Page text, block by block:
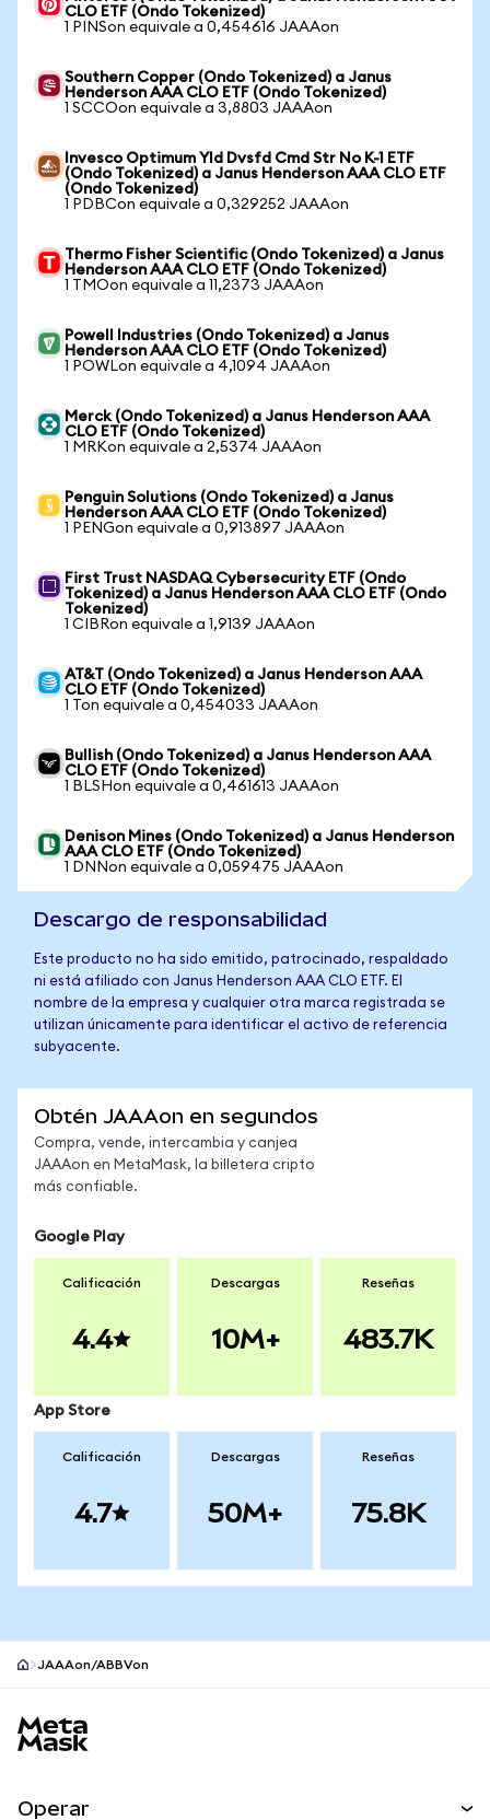
CLO ETF (Ondo Tokenized)
1 PINSon equivale a 0,454616 JAAAon
Southern Copper (Ondo Tokenized) a Janus
Henderson AAA CLO ETF (Ondo Tokenized)
1 SCCOon equivale a 3,8803 JAAAon
Invesco Optimum Yld Dvsfd Cmd Str No K-1 ETF
(Ondo Tokenized) a Janus Henderson AAA CLO ETF
(Ondo Tokenized)
1 PDBCon equivale a 0,329252 JAAAon
Thermo Fisher Scientific (Ondo Tokenized) a Janus
Henderson AAA CLO ETF (Ondo Tokenized)
1 TMOon equivale a 11,2373 JAAAon
Powell Industries (Ondo Tokenized) a Janus
Henderson AAA CLO ETF (Ondo Tokenized)
1 POWLon equivale a 4,1094 JAAAon
Merck (Ondo Tokenized) a Janus Henderson AAA
CLO ETF (Ondo Tokenized)
1 MRKon equivale a 2,5374 JAAAon
Penguin Solutions (Ondo Tokenized) a Janus
Henderson AAA CLO ETF (Ondo Tokenized)
1 PENGon equivale a 0,913897 JAAAon
First Trust NASDAQ Cybersecurity ETF (Ondo
Tokenized) a Janus Henderson AAA CLO ETF (Ondo
Tokenized)
1 CIBRon equivale a 1,9139 JAAAon
AT&T (Ondo Tokenized) a Janus Henderson AAA
CLO ETF (Ondo Tokenized)
1 Ton equivale a 0,454033 JAAAon
Bullish (Ondo Tokenized) a Janus Henderson AAA
CLO ETF (Ondo Tokenized)
1 BLSHon equivale a 0,461613 JAAAon
Denison Mines (Ondo Tokenized) a Janus Henderson
AAA CLO ETF (Ondo Tokenized)
1 DNNon equivale a 0,059475 JAAAon
Descargo de responsabilidad
Este producto no ha sido emitido, patrocinado, respaldado
ni está afiliado con Janus Henderson AAA CLO ETF. El
nombre de la empresa y cualquier otra marca registrada se
utilizan únicamente para identificar el activo de referencia
subyacente.
Obtén JAAAon en segundos
Compra, vende, intercambia y canjea
JAAAon en MetaMask, la billetera cripto
más confiable.
Google Play
Calificación
4.4
Descargas
10M+
Reseñas
483.7K
App Store
Calificación
4.7
Descargas
50M+
Reseñas
75.8K
JAAAon/ABBVon
Operar